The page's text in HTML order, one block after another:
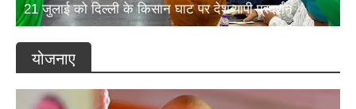
21 जुलाई को दिल्ली के किसान घाट पर देशव्यापी प्रदर्शन
योजनाए